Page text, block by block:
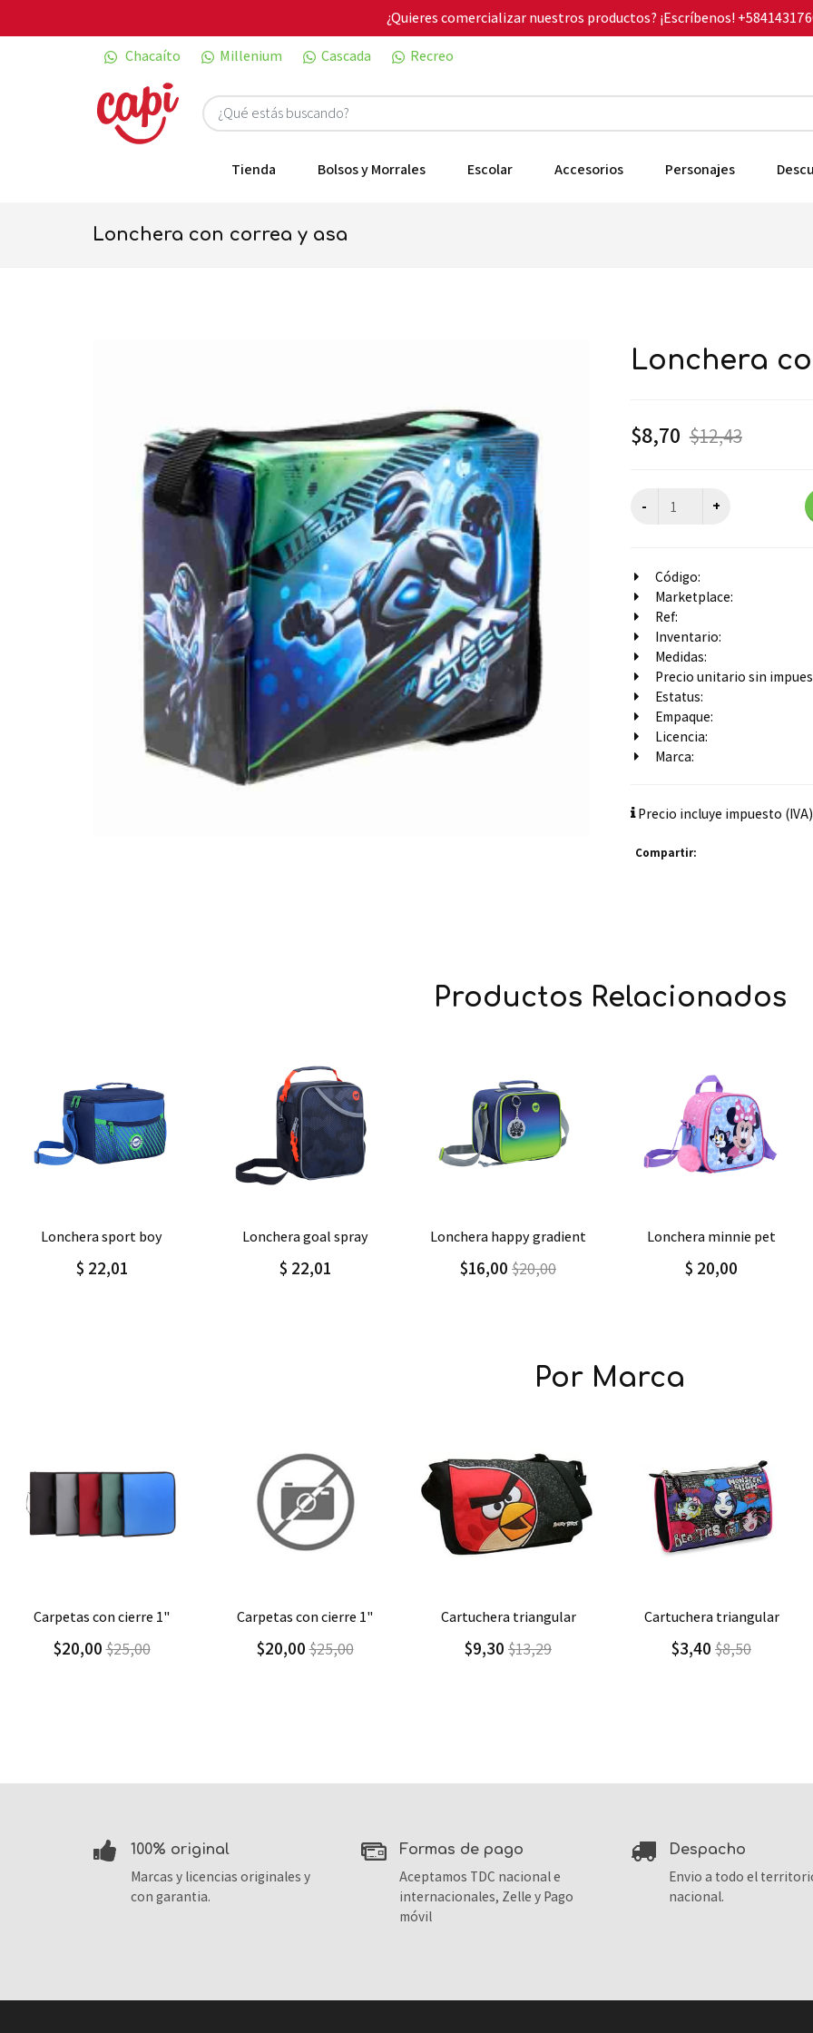
¿Quieres comercializar nuestros productos? ¡Escríbenos!
Chacaíto
Millenium Cascada Recreo
Tienda Bolsos y Morrales Escolar Accesorios Personajes
lonchera con correa y asa
lonchera
$8,70 $12,43
Código:
Marketplace:
Ref:
Inventario:
Medidas:
Precio unitario sin
Estatus:
Empaque:
Licencia:
Marca:
Precio incluye impuesto
Compartir:
Productos Relacionados
Agregar Detalle
lonchera goal spray
$ 22,01
Agregar Detalle
lonchera happy gradient
$16,00 $20,00
Agregar Detalle
lonchera minnie pet
$ 20,00
Agregar Detalle
lonchera nebula
$16,00 $20,00
Por Marca
Agregar Detalle
carpetas con cierre 1"
$20,00$25,00
Agregar Detalle
cartuchera triangular
$9,30 $13,29
Agregar Detalle
cartuchera triangular
$3,40 $8,50
Agregar Detalle
cartuchera plana
$2,60 $13,00
100% original
Marcas y licencias originales y
con garantia.
formas de pago
Aceptamos TDC nacional e
internacionales, Zelle y Pago
móvil
despacho
Envio a todo el
nacional.